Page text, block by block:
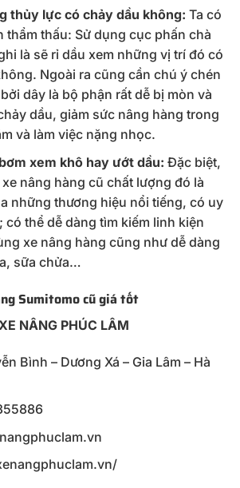
thủy lực có chảy dầu không: Ta có
thẩm thấu: Sử dụng cục phấn chà
là sẽ rỉ dầu xem những vị trí đó có
Ngoài ra cũng cần chú ý chén
dây là bộ phận rất dễ bị mòn và
dầu, giảm sức nâng hàng trong
và làm việc nặng nhọc.
xem khô hay ướt dầu: Đặc biệt,
nâng hàng cũ chất lượng đó là
những thương hiệu nổi tiếng, có uy
thể dễ dàng tìm kiếm linh kiện
xe nâng hàng cũng như dễ dàng
sữa chửa…
Sumitomo cũ giá tốt
NÂNG PHÚC LÂM
Bình – Dương Xá – Gia Lâm – Hà